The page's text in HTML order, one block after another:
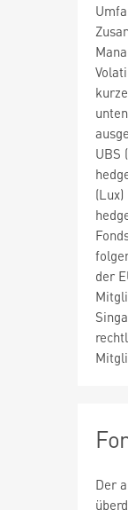
UBS
der
Der